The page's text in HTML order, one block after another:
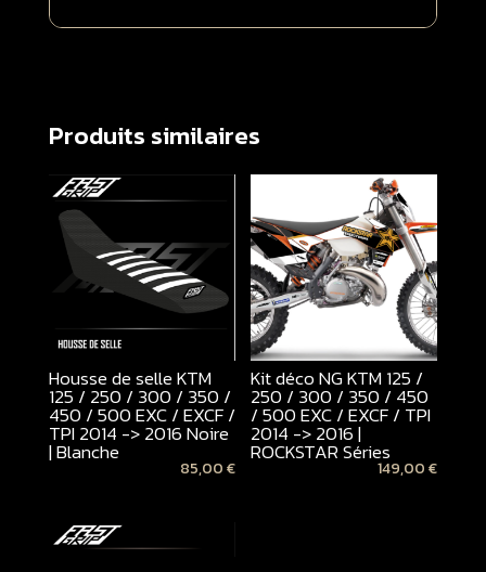
Produits similaires
Housse de selle KTM
125 / 250 / 300 / 350 /
450 / 500 EXC / EXCF /
TPI 2014 -> 2016 Noire
| Blanche
85,00€
Kit déco NG KTM 125 /
250 / 300 / 350 / 450
/ 500 EXC / EXCF / TPI
2014 -> 2016 |
ROCKSTAR Séries
149,00€